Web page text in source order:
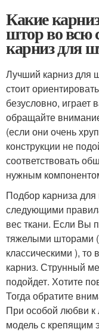
Какие
штор во всю
карниз для
Лучший карниз для
стоит
безусловно,
обращайте
(если они очень
конструкции не
соответствовать
нужным
Подбор карниза
следующими
вес ткани. Если Вы
тяжелыми шторами
классическими ),
карниз. Струнный
подойдет. Хотите
Тогда обратите
При особой любви к
модель с крепящим